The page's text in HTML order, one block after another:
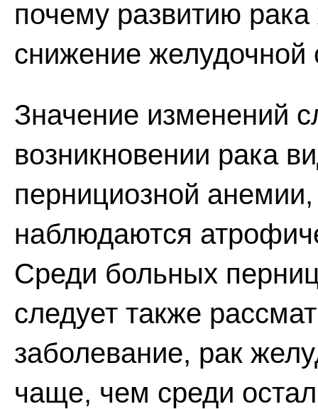
почему развитию
снижение желудочной
Значение изменений
возникновении рака
пернициозной
наблюдаются
Среди больных
следует также
заболевание, рак
чаще, чем среди